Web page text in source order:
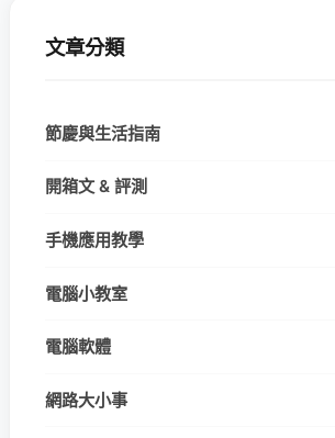
文章分類
節慶與生活指南
開箱文 & 評測
手機應用教學
電腦小教室
電腦軟體
網路大小事